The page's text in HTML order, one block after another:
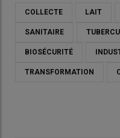
COLLECTE LAIT
SANITAIRE
BIOSÉCURITÉ
TRANSFORMATION